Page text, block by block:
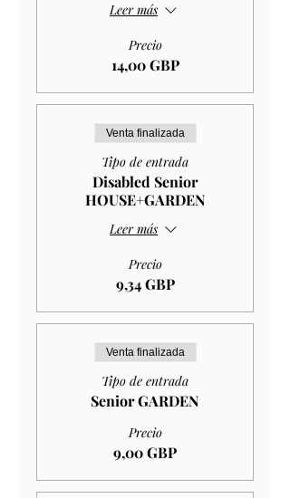
Leer más
Precio
14,00 GBP
Venta finalizada
Tipo de entrada
Disabled Senior
HOUSE+GARDEN
Leer más
Precio
9,34 GBP
Venta finalizada
Tipo de entrada
Senior GARDEN
Precio
9,00 GBP